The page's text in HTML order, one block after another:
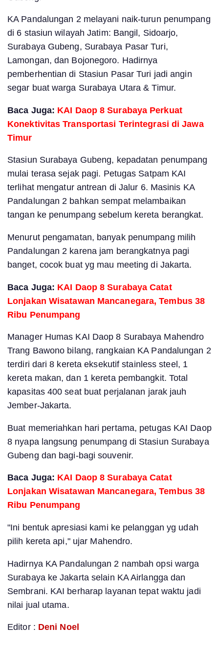
KA Pandalungan 2 melayani naik-turun penumpang
di 6 stasiun wilayah Jatim: Bangil, Sidoarjo,
Surabaya Gubeng, Surabaya Pasar Turi,
Lamongan, dan Bojonegoro. Hadirnya
pemberhentian di Stasiun Pasar Turi jadi angin
segar buat warga Surabaya Utara & Timur.
Baca Juga: KAI Daop 8 Surabaya Perkuat
Konektivitas Transportasi Terintegrasi di Jawa
Timur
Stasiun Surabaya Gubeng, kepadatan penumpang
mulai terasa sejak pagi. Petugas Satpam KAI
terlihat mengatur antrean di Jalur 6. Masinis KA
Pandalungan 2 bahkan sempat melambaikan
tangan ke penumpang sebelum kereta berangkat.
Menurut pengamatan, banyak penumpang milih
Pandalungan 2 karena jam berangkatnya pagi
banget, cocok buat yg mau meeting di Jakarta.
Baca Juga: KAI Daop 8 Surabaya Catat
Lonjakan Wisatawan Mancanegara, Tembus 38
Ribu Penumpang
Manager Humas KAI Daop 8 Surabaya Mahendro
Trang Bawono bilang, rangkaian KA Pandalungan 2
terdiri dari 8 kereta eksekutif stainless steel, 1
kereta makan, dan 1 kereta pembangkit. Total
kapasitas 400 seat buat perjalanan jarak jauh
Jember-Jakarta.
Buat memeriahkan hari pertama, petugas KAI Daop
8 nyapa langsung penumpang di Stasiun Surabaya
Gubeng dan bagi-bagi souvenir.
Baca Juga: KAI Daop 8 Surabaya Catat
Lonjakan Wisatawan Mancanegara, Tembus 38
Ribu Penumpang
"Ini bentuk apresiasi kami ke pelanggan yg udah
pilih kereta api," ujar Mahendro.
Hadirnya KA Pandalungan 2 nambah opsi warga
Surabaya ke Jakarta selain KA Airlangga dan
Sembrani. KAI berharap layanan tepat waktu jadi
nilai jual utama.
Editor : Deni Noel